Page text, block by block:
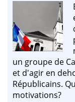
un groupe de
et d'agir en
Républicains.
motivations?